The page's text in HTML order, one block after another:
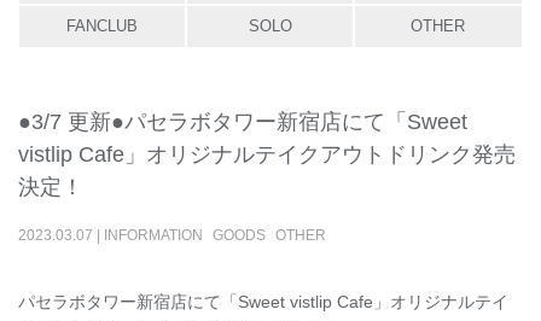
FANCLUB SOLO OTHER
●3/7 更新●パセラボタワー新宿店にて「Sweet
vistlip Cafe」オリジナルテイクアウトドリンク発売
決定！
2023.03.07 INFORMATION GOODS OTHER
パセラボタワー新宿店にて「Sweet vistlip Cafe」オリジナルテイ